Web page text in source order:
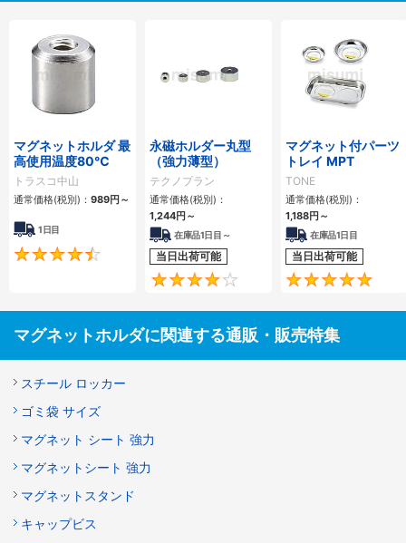
マグネットホルダ 最
高使用温度80℃
トラスコ中山
通常価格(税別)： 989円 ～
1日目
4.7
永磁ホルダー丸型
（強力薄型）
テクノプラン
通常価格(税別)：
1,244円 ～
在庫品1日目～
当日出荷可能
4
マグネット付パーツ
トレイ MPT
TONE
通常価格(税別)：
1,188円 ～
在庫品1日目
当日出荷可能
マグネットホルダに関連する通販・販売特集
スチール ロッカー
ゴミ袋 サイズ
マグネット シート 強力
マグネットシート 強力
マグネットスタンド
キャップビス